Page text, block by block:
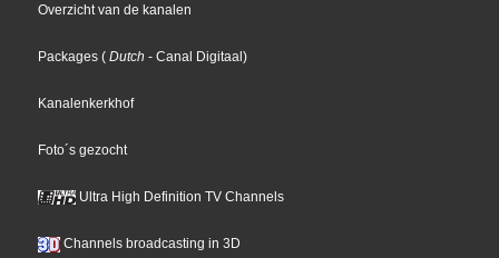
Overzicht van de kanalen
Packages ( Dutch - Canal Digitaal)
Kanalenkerkhof
Foto´s gezocht
Ultra High Definition TV Channels
Channels broadcasting in 3D